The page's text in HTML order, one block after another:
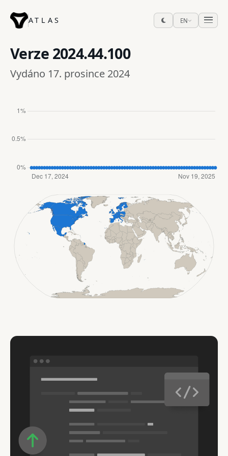
ATLAS EN
Verze 2024.44.100
Vydáno 17. prosince 2024